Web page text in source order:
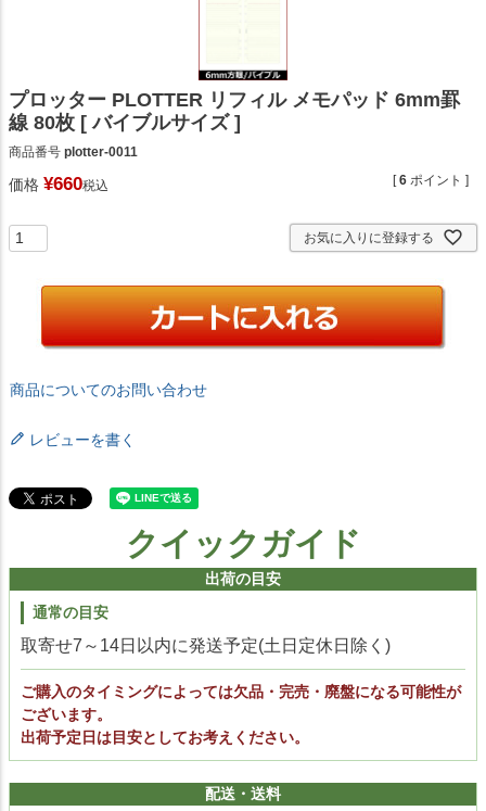
プロッター PLOTTER リフィル メモパッド 6mm罫
線 80枚 [ バイブルサイズ ]
商品番号 plotter-0011
価格 ¥660税込 [6 ポイント ]
お気に入りに登録する
商品についてのお問い合わせ
レビューを書く
クイックガイド
出荷の目安
通常の目安
取寄せ7～14日以内に発送予定(土日定休日除く)
ご購入のタイミングによっては欠品・完売・廃盤になる可能性が
ございます。
出荷予定日は目安としてお考えください。
配送・送料